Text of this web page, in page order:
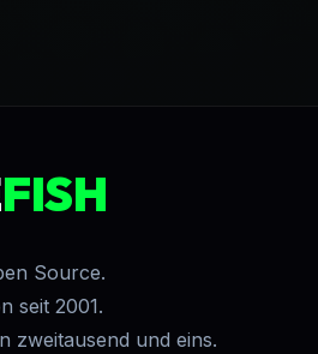
FISH
Source.
seit 2001.
zweitausend und eins.